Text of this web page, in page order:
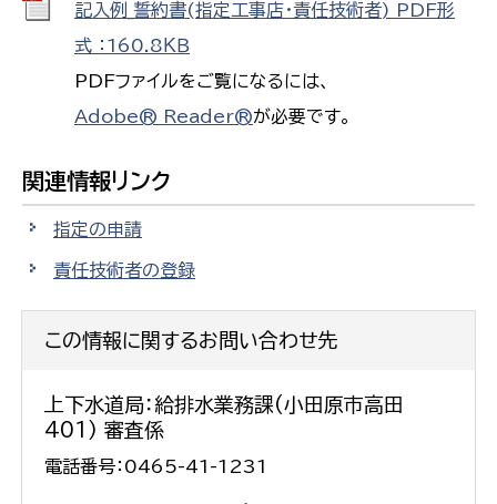
記入例_誓約書(指定工事店・責任技術者) PDF形
式 ：160.8ＫＢ
PDFファイルをご覧になるには、
Adobe® Reader®が必要です。
関連情報リンク
指定の申請
責任技術者の登録
この情報に関するお問い合わせ先
上下水道局：給排水業務課(小田原市高田
401) 審査係
電話番号：0465-41-1231